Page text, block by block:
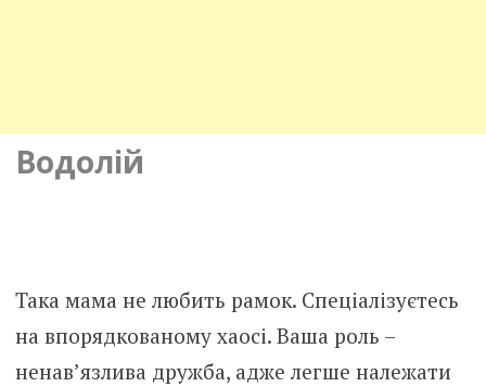
Водолій
Така мама не любить рамок. Спеціалізуєтесь
на впорядкованому хаосі. Ваша роль –
ненав’язлива дружба, адже легше належати